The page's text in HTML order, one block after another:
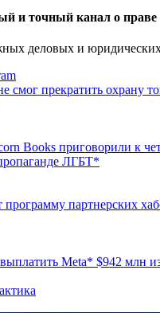
и точный канал о праве
деловых и
смог прекратить охрану
Books приговорили к
ЛГБТ*
программу партнерских
Meta* $942 млн